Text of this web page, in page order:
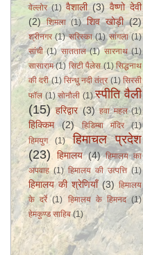
वेल्लोर (1) वैशाली (3) वैष्णो देवी
(2) शिमला (1) शिव खोड़ी (2)
श्रीनगर (1) सरिस्का (1) सांगला (1)
सांची (1) सातताल (1) सारनाथ (1)
सासाराम (1) सिटी पैलेस (1) सिद्धनाथ
की दरी (1) सिन्धु नदी तंत्र (1) सिरसी
फॉल (1) सोनौली (1) स्पीति वैली
(15) हरिद्वार (3) हवा महल (1)
हिक्किम (2) हिडिम्बा मंदिर
(1)
हिमयुग
(1)
हिमाचल प्रदेश
(23)
हिमालय (4) हिमालय का
अपवाह (1) हिमालय की उत्पत्ति (1)
हिमालय की श्रेणियाँ (3) हिमालय
के दर्रे (1) हिमालय के हिमनद (1)
हेमकुण्ड साहिब (1)